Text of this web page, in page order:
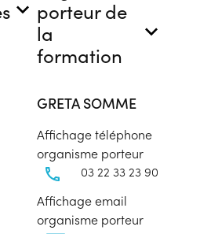
porteur de
la
formation
GRETA SOMME
Affichage téléphone
organisme porteur
03 22 33 23 90
Affichage email
organisme porteur